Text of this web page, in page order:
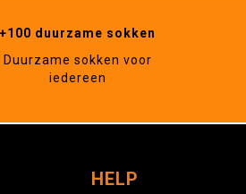
+100 duurzame sokken
Duurzame sokken voor
iedereen
HELP